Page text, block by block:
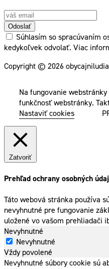
Odoslať
Súhlasím so spracúvaním
kedykoľvek odvolať. Viac
Copyright © 2026
Na fungovanie
funkčnosť webstránky.
Nastaviť cookies
Zatvoriť
Prehľad ochrany osobných
Táto webová stránka používa
nevyhnutné pre fungovanie
uložené vo vašom prehliadači
Nevyhnutné
Nevyhnutné
Vždy povolené
Nevyhnutné súbory cookie sú